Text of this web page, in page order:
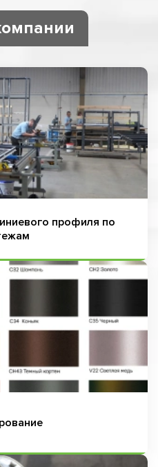
профиля по